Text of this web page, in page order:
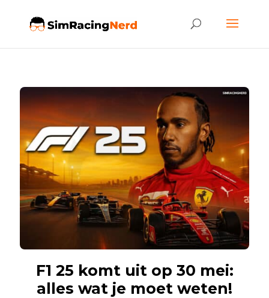
F1 25 komt uit op 30 mei:
alles wat je moet weten!